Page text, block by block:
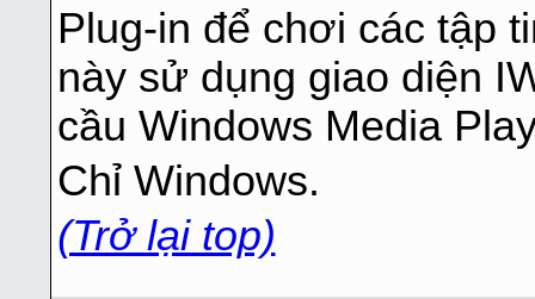
Plug-in để chơi các tập
này sử dụng giao diện
cầu Windows Media
Chỉ Windows.
(Trở lại top)